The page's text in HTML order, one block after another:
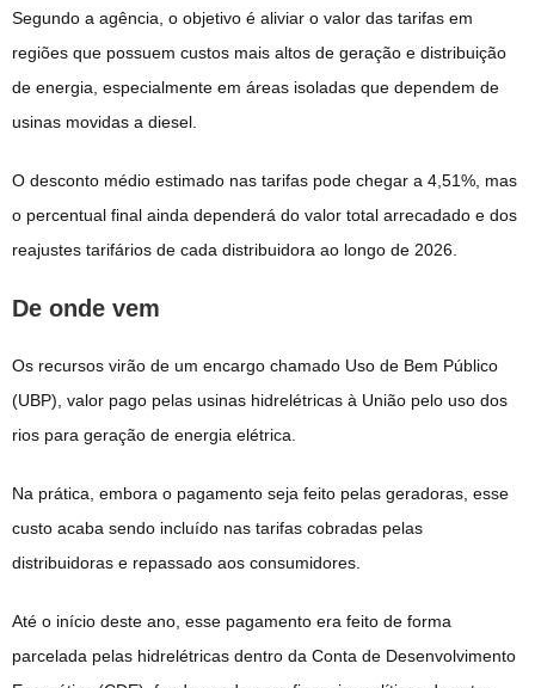
Segundo a agência, o objetivo é aliviar o valor das tarifas em
regiões que possuem custos mais altos de geração e distribuição
de energia, especialmente em áreas isoladas que dependem de
usinas movidas a diesel.
O desconto médio estimado nas tarifas pode chegar a 4,51%, mas
o percentual final ainda dependerá do valor total arrecadado e dos
reajustes tarifários de cada distribuidora ao longo de 2026.
De onde vem
Os recursos virão de um encargo chamado Uso de Bem Público
(UBP), valor pago pelas usinas hidrelétricas à União pelo uso dos
rios para geração de energia elétrica.
Na prática, embora o pagamento seja feito pelas geradoras, esse
custo acaba sendo incluído nas tarifas cobradas pelas
distribuidoras e repassado aos consumidores.
Até o início deste ano, esse pagamento era feito de forma
parcelada pelas hidrelétricas dentro da Conta de Desenvolvimento